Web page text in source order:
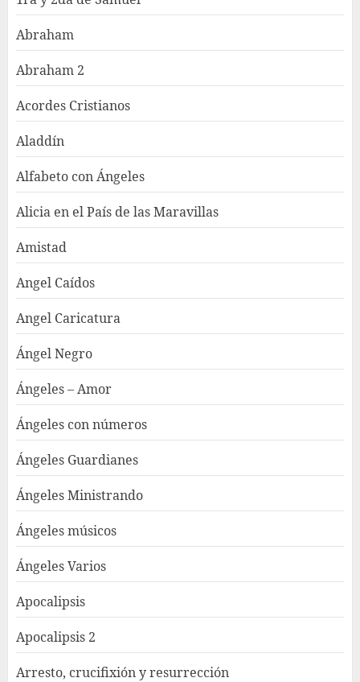
Abraham
Abraham 2
Acordes Cristianos
Aladdín
Alfabeto con Ángeles
Alicia en el País de las Maravillas
Amistad
Angel Caídos
Angel Caricatura
Ángel Negro
Ángeles – Amor
Ángeles con números
Ángeles Guardianes
Ángeles Ministrando
Ángeles músicos
Ángeles Varios
Apocalipsis
Apocalipsis 2
Arresto, crucifixión y resurrección